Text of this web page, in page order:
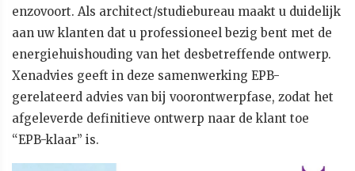
enzovoort. Als architect/studiebureau maakt u duidelijk
aan uw klanten dat u professioneel bezig bent met de
energiehuishouding van het desbetreffende ontwerp.
Xenadvies geeft in deze samenwerking EPB-
gerelateerd advies van bij voorontwerpfase, zodat het
afgeleverde definitieve ontwerp naar de klant toe
“EPB-klaar” is.